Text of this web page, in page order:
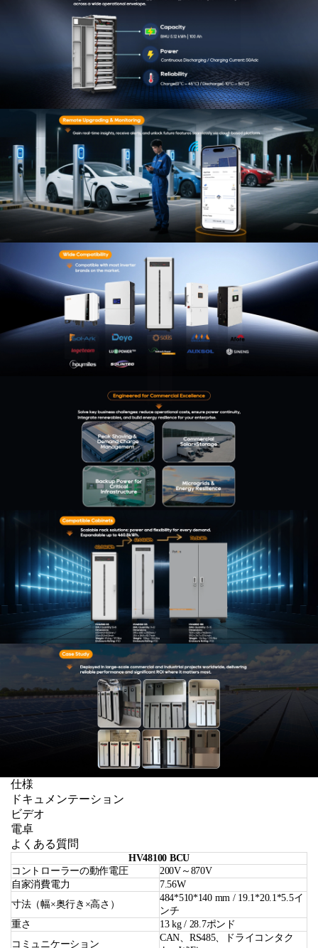
仕様
ドキュメンテーション
ビデオ
電卓
よくある質問
HV48100 BCU
コントローラーの動作電圧
200V～870V
自家消費電力
7.56W
寸法（幅×奥行き×高さ）
484*510*140 mm / 19.1*20.1*5.5イ
ンチ
重さ
13 kg / 28.7ポンド
コミュニケーション
CAN、RS485、ドライコンタク